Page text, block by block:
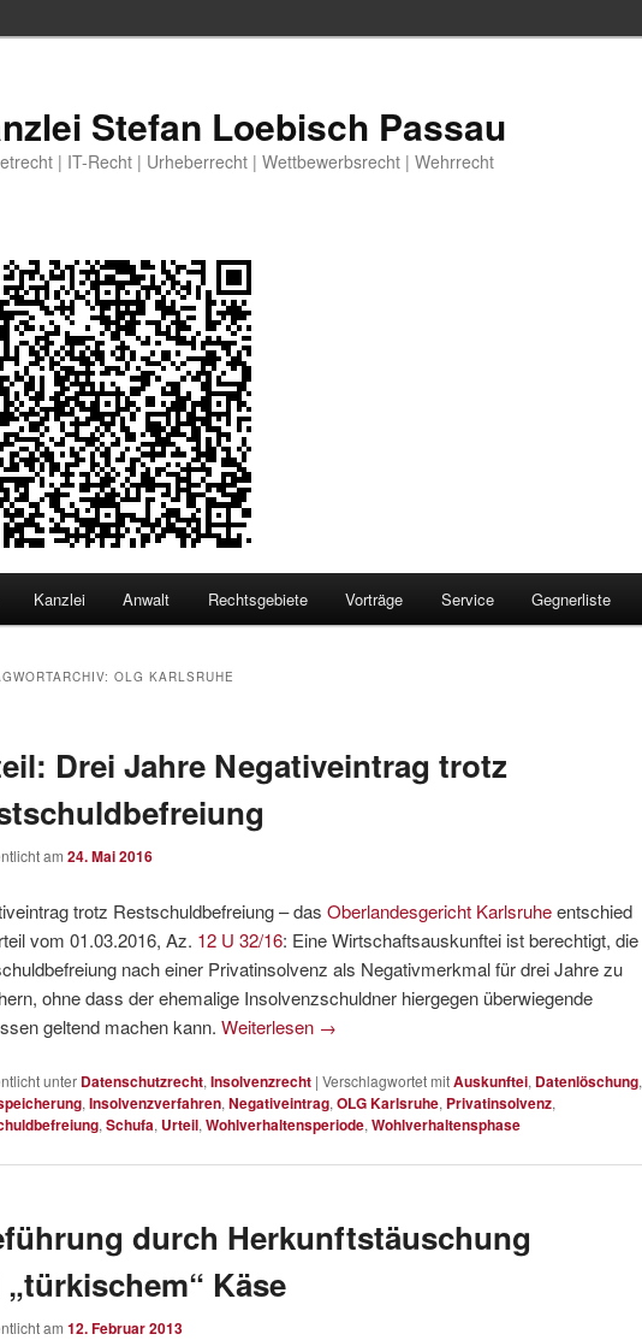
Stefan Loebisch Passau
| IT-Recht | Urheberrecht | Wettbewerbsrecht | Wehrrecht
Kanzlei Anwalt Rechtsgebiete Vorträge Service Gegnerliste
OLG KARLSRUHE
Drei Jahre Negativeintrag trotz
am 24. Mai 2016
trotz Restschuldbefreiung – das Oberlandesgericht Karlsruheentschied
vom 01.03.2016, Az. 12 U 32/16: Eine Wirtschaftsauskunftei ist berechtigt, die
nach einer Privatinsolvenz als Negativmerkmal für drei Jahre zu
ohne dass der ehemalige Insolvenzschuldner hiergegen überwiegende
geltend machen kann. Weiterlesen →
unter Datenschutzrecht, Insolvenzrecht | Verschlagwortet mitAuskunftei, Datenlöschung,
, Insolvenzverfahren, Negativeintrag, OLG Karlsruhe, Privatinsolvenz,
, Schufa, Urteil, Wohlverhaltensperiode, Wohlverhaltensphase
durch Herkunftstäuschung
„türkischem“ Käse
am 12. Februar 2013